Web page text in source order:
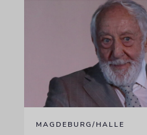
MAGDEBURG/HALLE